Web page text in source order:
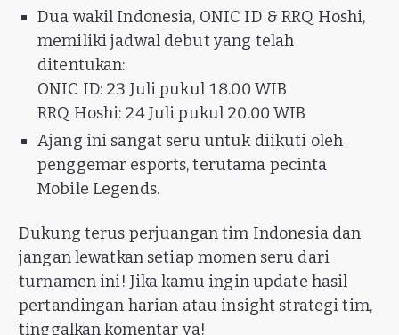
Dua wakil Indonesia, ONIC ID & RRQ Hoshi,
memiliki jadwal debut yang telah
ditentukan:
ONIC ID: 23 Juli pukul 18.00 WIB
RRQ Hoshi: 24 Juli pukul 20.00 WIB
Ajang ini sangat seru untuk diikuti oleh
penggemar esports, terutama pecinta
Mobile Legends.
Dukung terus perjuangan tim Indonesia dan
jangan lewatkan setiap momen seru dari
turnamen ini! Jika kamu ingin update hasil
pertandingan harian atau insight strategi tim,
tinggalkan komentar ya!